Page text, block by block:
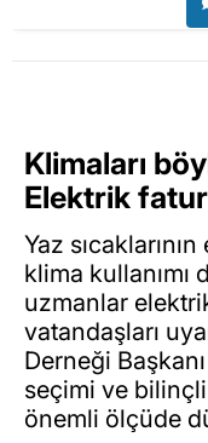
Klimaları
Elektrik
Yaz
klima kullanımı
uzmanlar
vatandaşları
Derneği
seçimi ve
önemli ölçüde